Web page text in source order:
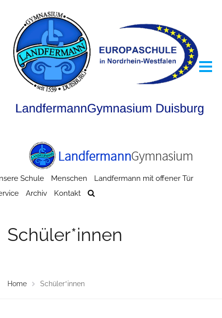
Schule Menschen
Landfermann mit offener Tür
Archiv Kontakt
Schüler*innen
Home Schüler*innen